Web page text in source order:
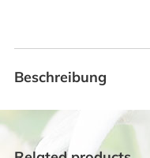
Beschreibung